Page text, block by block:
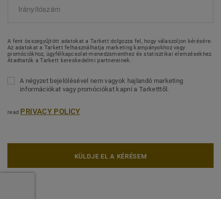
A fent összegyűjtött adatokat a Tarkett dolgozza fel, hogy válaszoljon kérésére.
Az adatokat a Tarkett felhasználhatja marketing kampányokhoz vagy
promóciókhoz, ügyfélkapcsolat-menedzsmenthez és statisztikai elemzésekhez.
Átadhatók a Tarkett kereskedelmi partnereinek.
A négyzet bejelölésével nem vagyok hajlandó marketing
információkat vagy promóciókat kapni a Tarketttől.
read PRIVACY POLICY
KÜLDJE EL A KÉRÉSEM